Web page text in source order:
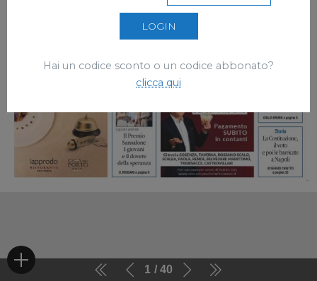
1 40
LOGIN
Hai un codice sconto o un codice abbonato?
clicca qui